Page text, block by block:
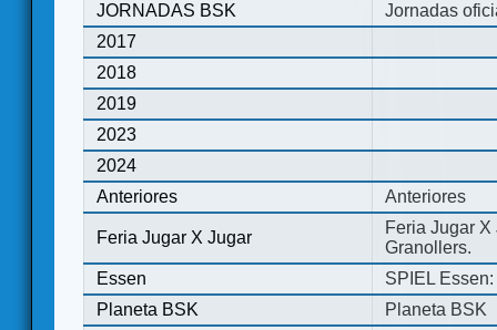
JORNADAS BSK
Jornadas
2017
2018
2019
2023
2024
Anteriores
Anteriores
Feria Jugar X Jugar
Feria Jugar
Granollers.
Essen
SPIEL
Planeta BSK
Planeta BSK